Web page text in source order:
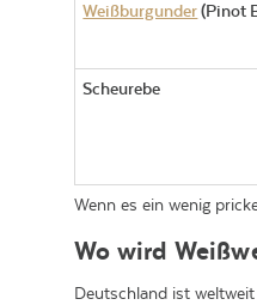
Weißburgunder(Pinot
Scheurebe
Wenn es ein wenig
Wo wird
Deutschland ist